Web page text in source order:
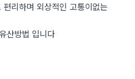
리하며 외상적인 고통이없는
산방법 입니다